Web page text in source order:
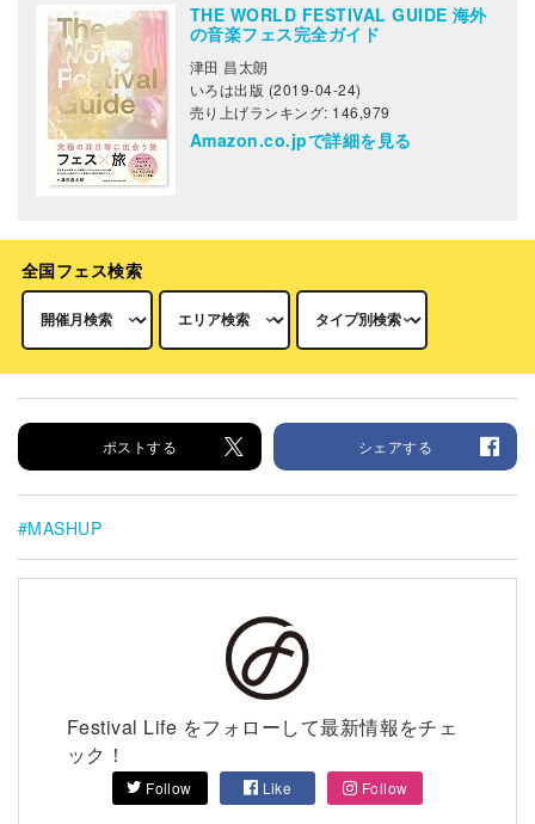
THE WORLD FESTIVAL GUIDE 海外
の音楽フェス完全ガイド
津田 昌太朗
いろは出版 (2019-04-24)
売り上げランキング: 146,979
Amazon.co.jpで詳細を見る
全国フェス検索
ポストする シェアする
MASHUP
Festival Life をフォローして最新情報をチェ
ック！
Follow Like Follow